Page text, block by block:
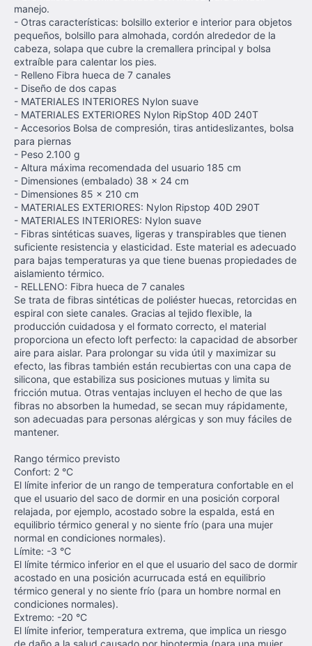
manejo.
- Otras características: bolsillo exterior e interior para objetos
pequeños, bolsillo para almohada, cordón alrededor de la
cabeza, solapa que cubre la cremallera principal y bolsa
extraíble para calentar los pies.
- Relleno Fibra hueca de 7 canales
- Diseño de dos capas
- MATERIALES INTERIORES Nylon suave
- MATERIALES EXTERIORES Nylon RipStop 40D 240T
- Accesorios Bolsa de compresión, tiras antideslizantes, bolsa
para piernas
- Peso 2.100 g
- Altura máxima recomendada del usuario 185 cm
- Dimensiones (embalado) 38 x 24 cm
- Dimensiones 85 x 210 cm
- MATERIALES EXTERIORES: Nylon Ripstop 40D 290T
- MATERIALES INTERIORES: Nylon suave
- Fibras sintéticas suaves, ligeras y transpirables que tienen
suficiente resistencia y elasticidad. Este material es adecuado
para bajas temperaturas ya que tiene buenas propiedades de
aislamiento térmico.
- RELLENO: Fibra hueca de 7 canales
Se trata de fibras sintéticas de poliéster huecas, retorcidas en
espiral con siete canales. Gracias al tejido flexible, la
producción cuidadosa y el formato correcto, el material
proporciona un efecto loft perfecto: la capacidad de absorber
aire para aislar. Para prolongar su vida útil y maximizar su
efecto, las fibras también están recubiertas con una capa de
silicona, que estabiliza sus posiciones mutuas y limita su
fricción mutua. Otras ventajas incluyen el hecho de que las
fibras no absorben la humedad, se secan muy rápidamente,
son adecuadas para personas alérgicas y son muy fáciles de
mantener.
Rango térmico previsto
Confort: 2 °C
El límite inferior de un rango de temperatura confortable en el
que el usuario del saco de dormir en una posición corporal
relajada, por ejemplo, acostado sobre la espalda, está en
equilibrio térmico general y no siente frío (para una mujer
normal en condiciones normales).
Límite: -3 °C
El límite térmico inferior en el que el usuario del saco de dormir
acostado en una posición acurrucada está en equilibrio
térmico general y no siente frío (para un hombre normal en
condiciones normales).
Extremo: -20 °C
El límite inferior, temperatura extrema, que implica un riesgo
de daño a la salud causado por hipotermia (para una mujer